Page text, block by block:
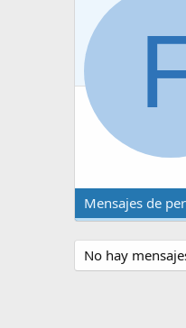
Mensajes de
No hay